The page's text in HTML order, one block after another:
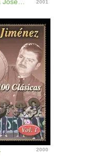
2001
2000